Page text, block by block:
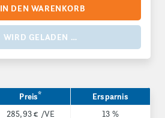
IN DEN WARENKORB
WIRD GELADEN …
Preis*
Ersparnis
285,93 € /VE 13 %